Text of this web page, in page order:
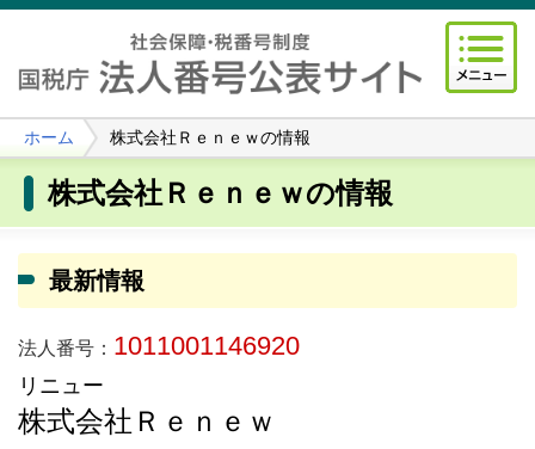
ホーム 株式会社Ｒｅｎｅｗの情報
株式会社Ｒｅｎｅｗの情報
最新情報
法人番号： 1011001146920
リニュー
株式会社Ｒｅｎｅｗ